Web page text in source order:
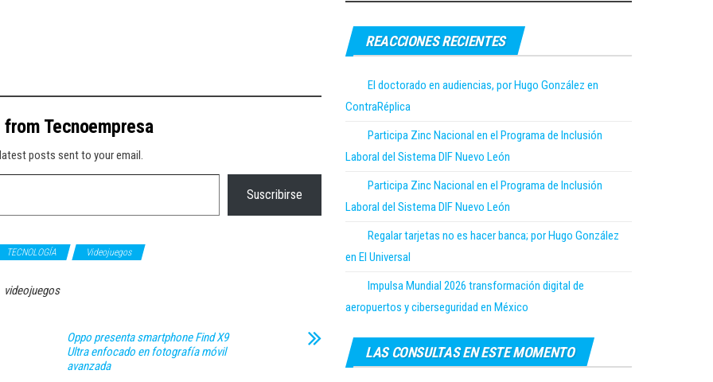
Tecnoempresa
posts sent to your email.
Suscribirse
TECNOLOGÍA Videojuegos
videojuegos
Oppo presenta smartphone Find X9
Ultra enfocado en fotografía móvil
avanzada
REACCIONES RECIENTES
El doctorado en audiencias, por Hugo González en
ContraRéplica
Participa Zinc Nacional en el Programa de Inclusión
Laboral del Sistema DIF Nuevo León
Participa Zinc Nacional en el Programa de Inclusión
Laboral del Sistema DIF Nuevo León
Regalar tarjetas no es hacer banca; por Hugo González
en El Universal
Impulsa Mundial 2026 transformación digital de
aeropuertos y ciberseguridad en México
LAS CONSULTAS EN ESTE MOMENTO